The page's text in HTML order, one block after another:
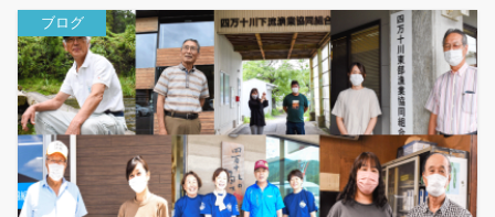
ブログ